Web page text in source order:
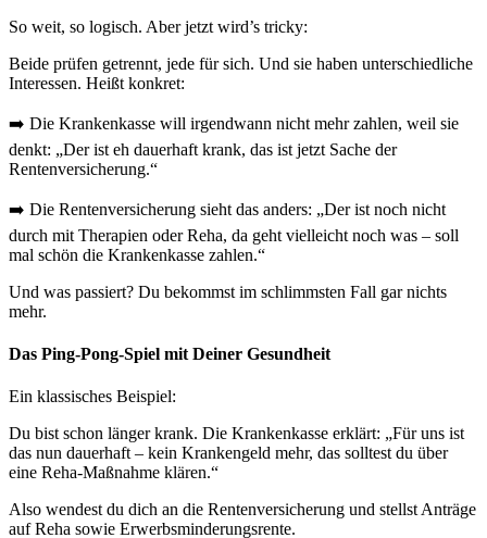
So weit, so logisch. Aber jetzt wird’s tricky:
Beide prüfen getrennt, jede für sich. Und sie haben unterschiedliche
Interessen. Heißt konkret:
➡️ Die Krankenkasse will irgendwann nicht mehr zahlen, weil sie
denkt: „Der ist eh dauerhaft krank, das ist jetzt Sache der
Rentenversicherung.“
➡️ Die Rentenversicherung sieht das anders: „Der ist noch nicht
durch mit Therapien oder Reha, da geht vielleicht noch was – soll
mal schön die Krankenkasse zahlen.“
Und was passiert? Du bekommst im schlimmsten Fall gar nichts
mehr.
Das Ping-Pong-Spiel mit Deiner Gesundheit
Ein klassisches Beispiel:
Du bist schon länger krank. Die Krankenkasse erklärt: „Für uns ist
das nun dauerhaft – kein Krankengeld mehr, das solltest du über
eine Reha-Maßnahme klären.“
Also wendest du dich an die Rentenversicherung und stellst Anträge
auf Reha sowie Erwerbsminderungsrente.